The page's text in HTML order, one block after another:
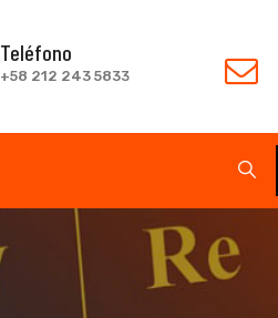
Teléfono
+58 212 243 5833